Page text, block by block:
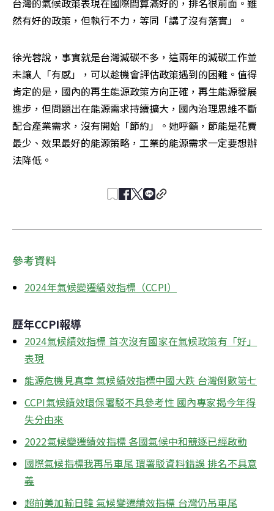
台灣的氣候政策表現在國際間算滿好的，排名很前面。雖
然有好的政策，但執行不力，等同「講了沒有落實」。
徐光蓉說，事實就是台灣減碳不多，這兩年的減碳工作並
未讓人「有感」，可以趁機會評估政策遇到的困難。值得
肯定的是，國內的再生能源政策方向正確，再生能源發展
進步，但問題出在能源需求持續擴大，國內治理思維不斷
配合產業需求，沒有開始「節約」。她呼籲，節能是花費
最少、效果最好的能源策略，工業的能源需求一定要想辦
法降低。
參考資料
2024年氣候變遷績效指標（CCPI）
歷年CCPI報導
2024氣候績效指標 首次沒有國家在氣候政策有「好」
表現
能源危機見真章 氣候績效指標中國大跌 台灣倒數第七
CCPI氣候績效環保署駁不具參考性 國內專家揭今年得
失分由來
2022氣候變遷績效指標 各國氣候中和競逐已經啟動
國際氣候指標我再吊車尾 環署駁資料錯誤 排名不具意
義
超前美加輸日韓 氣候變遷績效指標 台灣仍吊車尾